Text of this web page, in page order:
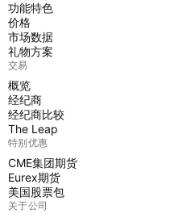
功能特色
价格
市场数据
礼物方案
交易
概览
经纪商
经纪商比较
The Leap
特别优惠
CME集团期货
Eurex期货
美国股票包
关于公司